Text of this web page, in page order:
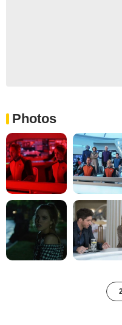
Photos